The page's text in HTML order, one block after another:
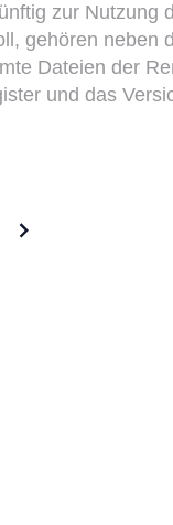
zur Nutzung
gehören neben
Dateien der
und das